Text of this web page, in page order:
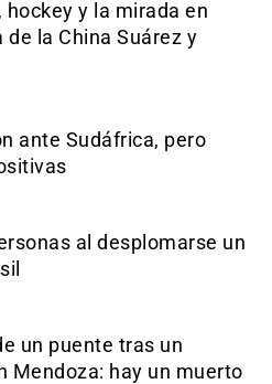
hockey y la mirada en
de la China Suárez y
ante Sudáfrica, pero
al desplomarse un
un puente tras un
Mendoza: hay un muerto